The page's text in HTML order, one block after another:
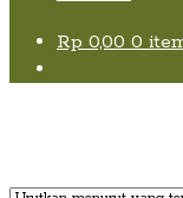
Rp 0,00 0